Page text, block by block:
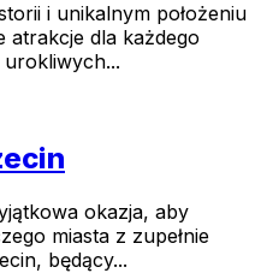
i unikalnym położeniu
atrakcje dla każdego
okazja, aby
miasta z zupełnie
będący...